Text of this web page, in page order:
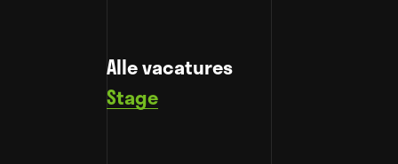
Alle vacatures
Stage